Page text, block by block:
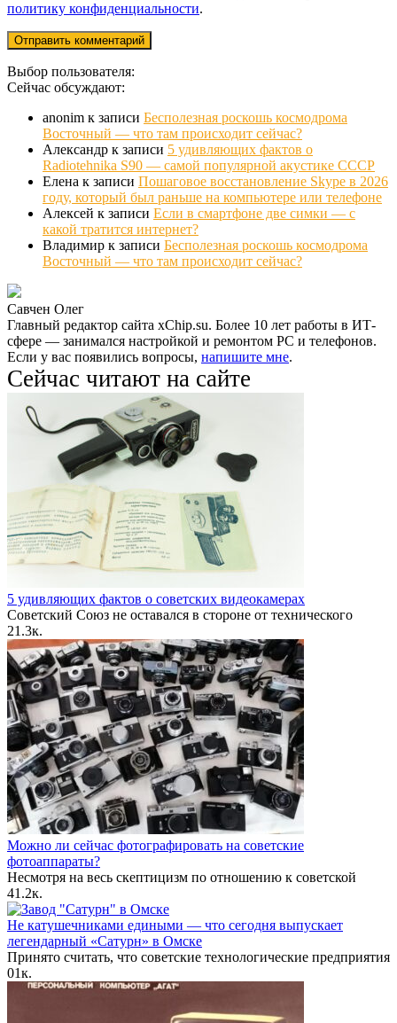
политику конфиденциальности.
Выбор пользователя:
Сейчас обсуждают:
anonim к записи Бесполезная роскошь космодрома
Восточный — что там происходит сейчас?
Александр к записи 5 удивляющих фактов о
Radiotehnika S90 — самой популярной акустике СССР
Елена к записи Пошаговое восстановление Skype в 2026
году, который был раньше на компьютере или телефоне
Алексей к записи Если в смартфоне две симки — с
какой тратится интернет?
Владимир к записи Бесполезная роскошь космодрома
Восточный — что там происходит сейчас?
Савчен Олег
Главный редактор сайта xChip.su. Более 10 лет работы в ИТ-
сфере — занимался настройкой и ремонтом PC и телефонов.
Если у вас появились вопросы, напишите мне.
Сейчас читают на сайте
5 удивляющих фактов о советских видеокамерах
Советский Союз не оставался в стороне от технического
21.3к.
Можно ли сейчас фотографировать на советские
фотоаппараты?
Несмотря на весь скептицизм по отношению к советской
41.2к.
Не катушечниками едиными — что сегодня выпускает
легендарный «Сатурн» в Омске
Принято считать, что советские технологические предприятия
01к.